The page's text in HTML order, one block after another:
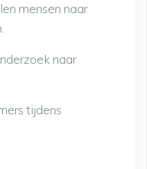
mensen naar
naar
tijdens